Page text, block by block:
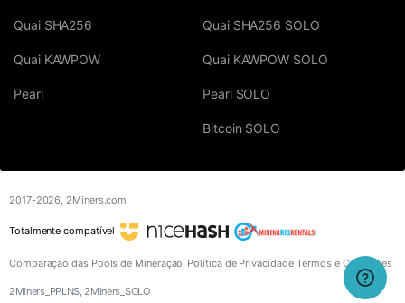
Quai SHA256
Quai KAWPOW
Pearl
Quai SHA256 SOLO
Quai KAWPOW SOLO
Pearl SOLO
Bitcoin SOLO
2017-2026, 2Miners.com
Totalmente compatível
Comparação das Pools de Mineração Política de Privacidade Termos e Condições
2Miners_PPLNS, 2Miners_SOLO